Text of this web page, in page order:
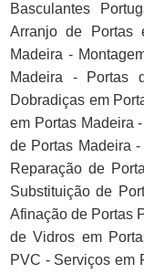
Basculantes
Arranjo de Portas
Madeira -
Madeira - Portas
Dobradiças em
em Portas Madeira
de Portas Madeira
Reparação de
Substituição de
Afinação de Portas
de Vidros em
PVC - Serviços em